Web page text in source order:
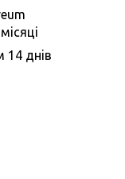
мiсяцi
14 днiв